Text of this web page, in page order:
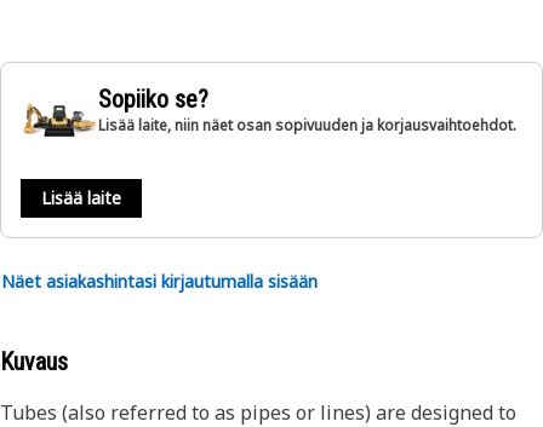
Sopiiko se?
Lisää laite, niin näet osan sopivuuden ja korjausvaihtoehdot.
Lisää laite
Näet asiakashintasi kirjautumalla sisään
Kuvaus
Tubes (also referred to as pipes or lines) are designed to